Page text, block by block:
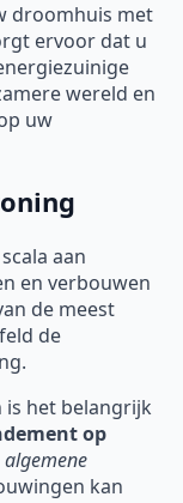
droomhuis met
ervoor dat u
wereld en
uw
aan
en verbouwen
de meest
de
is het belangrijk
op
algemene
kan